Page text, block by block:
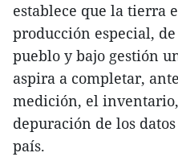
establece que la tierra
producción especial,
pueblo y bajo gestión
aspira a completar,
medición, el
depuración de los
país.